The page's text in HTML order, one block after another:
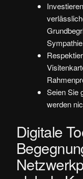
Seien Sie
werden
Digitale